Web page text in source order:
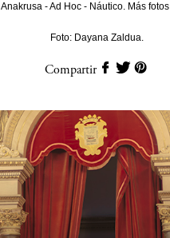
Anakrusa - Ad Hoc - Náutico. Más fotos
Foto: Dayana Zaldua.
Compartir